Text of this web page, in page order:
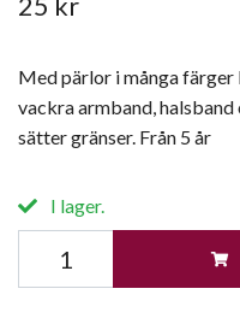
Med pärlor i många färger
vackra armband,
sätter gränser. Från 5 år
I lager.